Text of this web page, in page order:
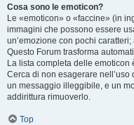
Cosa sono le emoticon?
Le «emoticon» o «faccine» (in
immagini che possono essere
un’emozione con pochi
Questo Forum trasforma
La lista completa delle
Cerca di non esagerare
un messaggio illeggibile, e un
addirittura rimuoverlo.
Top